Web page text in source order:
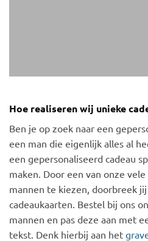
Hoe realiseren wij unieke
Ben je op zoek naar een
een man die eigenlijk alles al
een gepersonaliseerd cadeau
maken. Door een van onze
mannen te kiezen, doorbreek
cadeaukaarten. Bestel bij ons
mannen en pas deze aan met
tekst. Denk hierbij aan het